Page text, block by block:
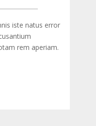
iste natus error
rem aperiam.